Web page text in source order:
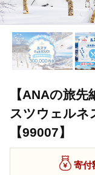
【ANAの旅
スツウェルネ
【99007】
寄付